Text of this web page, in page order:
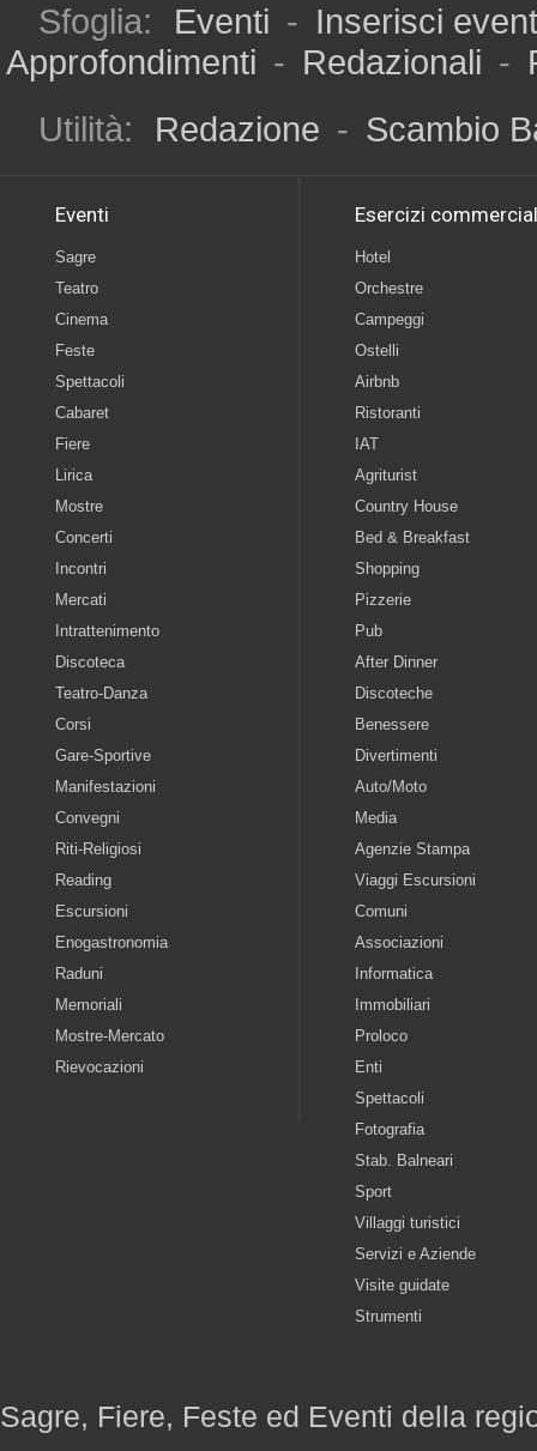
Sfoglia: Eventi - Inserisci
Approfondimenti - Redazionali -
Utilità:
Redazione - Scambio
Eventi
Sagre
Teatro
Cinema
Feste
Spettacoli
Cabaret
Fiere
Lirica
Mostre
Concerti
Incontri
Mercati
Intrattenimento
Discoteca
Teatro-Danza
Corsi
Gare-Sportive
Manifestazioni
Convegni
Riti-Religiosi
Reading
Escursioni
Enogastronomia
Raduni
Memoriali
Mostre-Mercato
Rievocazioni
Esercizi
Hotel
Orchestre
Campeggi
Ostelli
Airbnb
Ristoranti
IAT
Agriturist
Country House
Bed & Breakfast
Shopping
Pizzerie
Pub
After Dinner
Discoteche
Benessere
Divertimenti
Auto/Moto
Media
Agenzie Stampa
Viaggi Escursioni
Comuni
Associazioni
Informatica
Immobiliari
Proloco
Enti
Spettacoli
Fotografia
Stab. Balneari
Sport
Villaggi turistici
Servizi e Aziende
Visite guidate
Strumenti
Sagre, Fiere, Feste ed Eventi della